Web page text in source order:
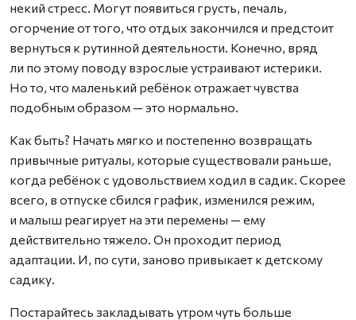
некий стресс. Могут появиться грусть, печаль,
огорчение от того, что отдых закончился и предстоит
вернуться к рутинной деятельности. Конечно, вряд
ли по этому поводу взрослые устраивают истерики.
Но то, что маленький ребёнок отражает чувства
подобным образом — это нормально.
Как быть? Начать мягко и постепенно возвращать
привычные ритуалы, которые существовали раньше,
когда ребёнок с удовольствием ходил в садик. Скорее
всего, в отпуске сбился график, изменился режим,
и малыш реагирует на эти перемены — ему
действительно тяжело. Он проходит период
адаптации. И, по сути, заново привыкает к детскому
садику.
Постарайтесь закладывать утром чуть больше